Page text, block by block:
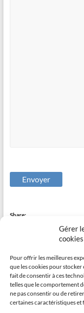
Gérer
cookies
Pour offrir les meilleures
que les cookies pour
fait de consentir à ces
telles que le comportement
ne pas consentir ou de
certaines caractéristiques et
Envoyer
Share: